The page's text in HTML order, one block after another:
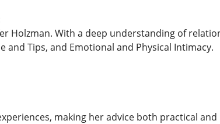
Holzman. With a deep understanding of
and Tips, and Emotional and Physical Intimacy.
making her advice both practical and